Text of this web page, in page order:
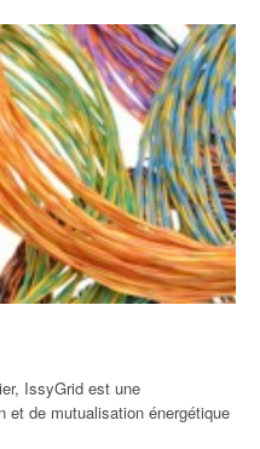
IssyGrid est une
et de mutualisation énergétique